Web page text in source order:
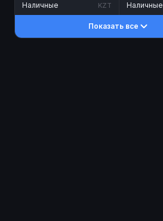
Наличные KZT Наличные
Показать все